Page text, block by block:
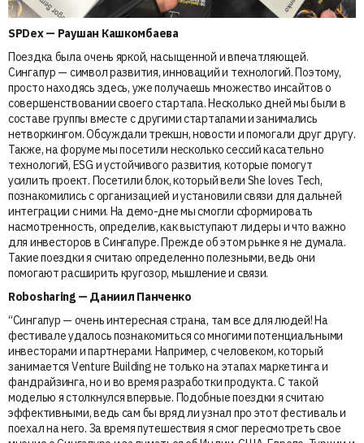
SPDex — Раушан Кашкомбаева
Поездка была очень яркой, насыщенной и впечатляющей.
Сингапур — символ развития, инноваций и технологий. Поэтому,
просто находясь здесь, уже получаешь множество инсайтов о
совершенствовании своего стартапа. Несколько дней мы были в
составе группы вместе с другими стартапами и занимались
нетворкингом. Обсуждали трекшн, новости и помогали друг другу.
Также, на форуме мы посетили несколько сессий касательно
технологий, ESG и устойчивого развития, которые помогут
усилить проект. Посетили блок, который вели She loves Tech,
познакомились с организацией и установили связи для дальней
интеграции с ними. На демо-дне мы смогли сформировать
насмотренность, определив, как выступают лидеры и что важно
для инвесторов в Сингапуре. Прежде об этом рынке я не думала.
Такие поездки я считаю определенно полезными, ведь они
помогают расширить кругозор, мышление и связи.
Robosharing — Даниил Панченко
“Сингапур — очень интересная страна, там все для людей! На
фестивале удалось познакомиться со многими потенциальными
инвесторами и партнерами. Например, с человеком, который
занимается Venture Building не только на этапах маркетинга и
фандрайзинга, но и во время разработки продукта. С такой
моделью я столкнулся впервые. Подобные поездки я считаю
эффективными, ведь сам бы вряд ли узнал про этот фестиваль и
поехал на него. За время путешествия я смог пересмотреть свое